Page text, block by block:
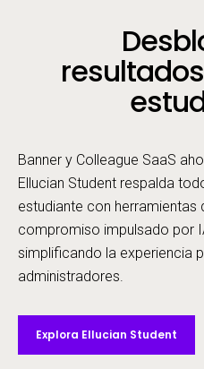
resultados
Banner y Colleague SaaS
Ellucian Student respalda
estudiante con herramientas
compromiso impulsado por
simplificando la experiencia
administradores.
Explora Ellucian Student